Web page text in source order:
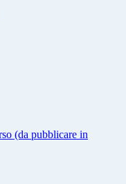
(da pubblicare in